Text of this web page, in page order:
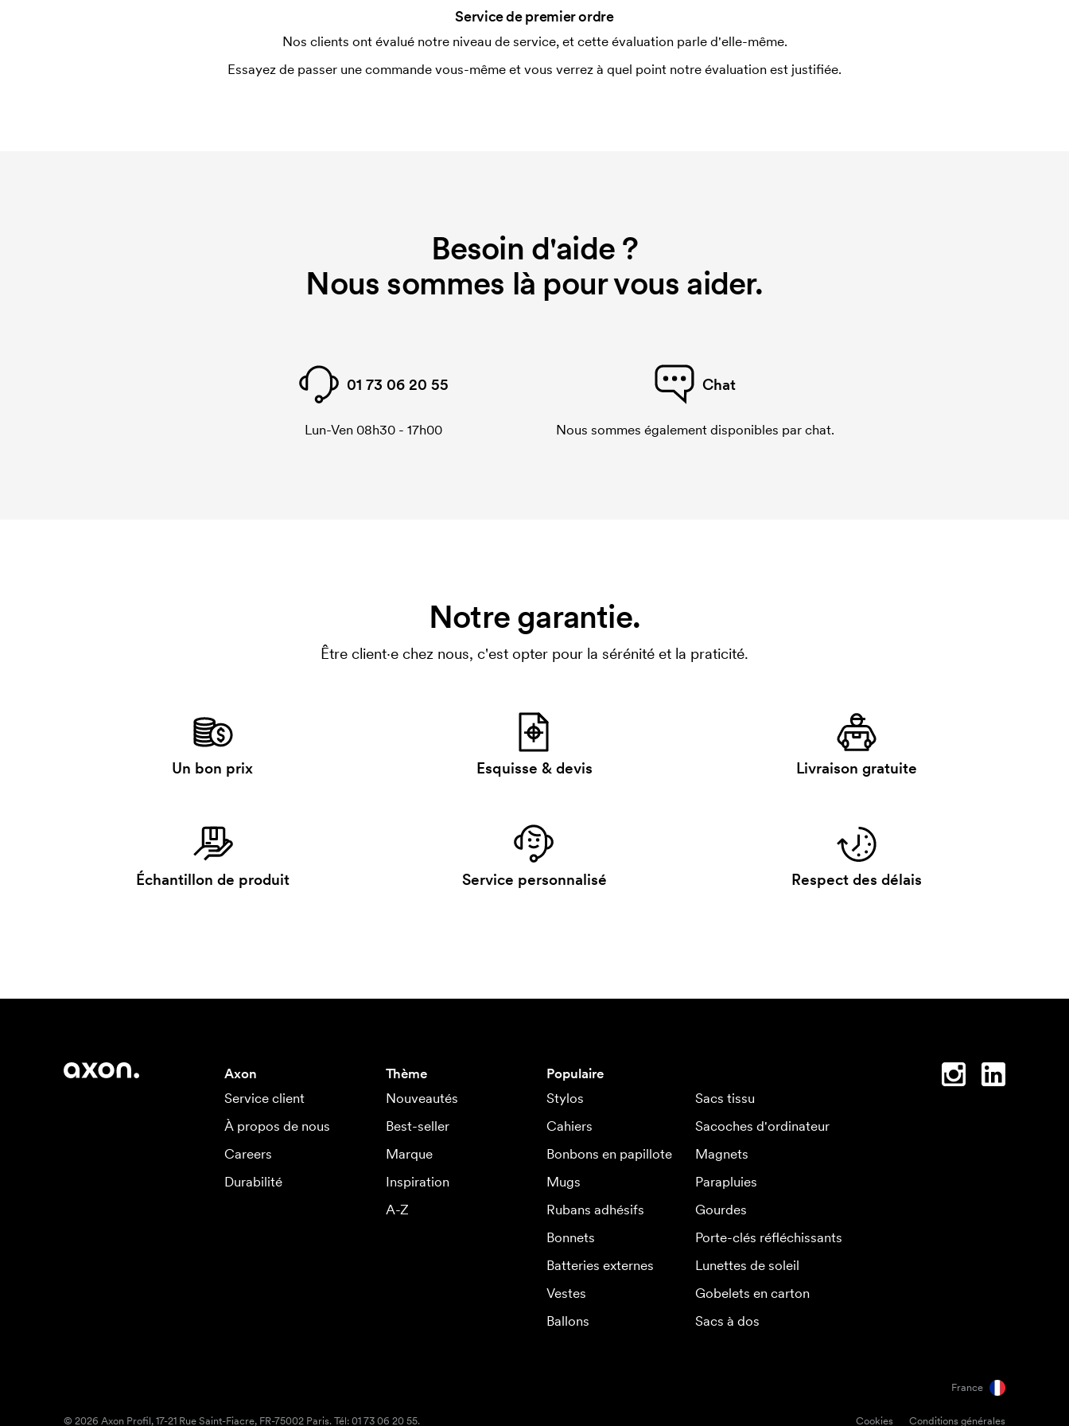
Service de premier ordre
Nos clients ont évalué notre niveau de service, et cette évaluation parle d'elle-même.
Essayez de passer une commande vous-même et vous verrez à quel point notre évaluation est justifiée.
Besoin d'aide ?
Nous sommes là pour vous aider.
01 73 06 20 55
Lun-Ven 08h30 - 17h00
Chat
Nous sommes également disponibles par chat.
Notre garantie.
Être client·e chez nous, c'est opter pour la sérénité et la praticité.
Un bon prix Esquisse & devis Livraison gratuite
Échantillon de produit Service personnalisé Respect des délais
Axon
Service client
À propos de nous
Careers
Durabilité
Thème
Nouveautés
Best-seller
Marque
Inspiration
A-Z
Populaire
Stylos
Sacs tissu
Cahiers
Sacoches d'ordinateur
Bonbons en papillote
Magnets
Mugs
Parapluies
Rubans adhésifs
Gourdes
Bonnets
Porte-clés réfléchissants
Batteries externes
Lunettes de soleil
Vestes
Gobelets en carton
Ballons
Sacs à dos
France
Cookies Conditions générales
© 2026 Axon Profil, 17-21 Rue Saint-Fiacre, FR-75002 Paris. Tél: 01 73 06 20 55.